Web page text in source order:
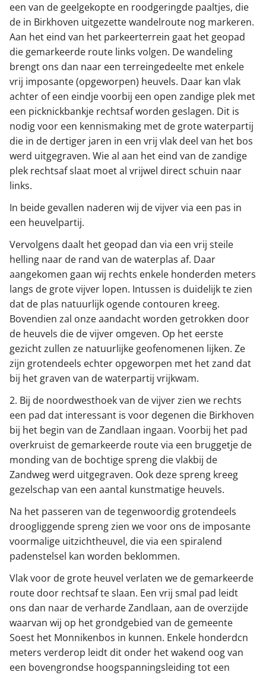
een van de geelgekopte en roodgeringde paaltjes, die
de in Birkhoven uitgezette wandelroute nog markeren.
Aan het eind van het parkeerterrein gaat het geopad
die gemarkeerde route links volgen. De wandeling
brengt ons dan naar een terreingedeelte met enkele
vrij imposante (opgeworpen) heuvels. Daar kan vlak
achter of een eindje voorbij een open zandige plek met
een picknickbankje rechtsaf worden geslagen. Dit is
nodig voor een kennismaking met de grote waterpartij
die in de dertiger jaren in een vrij vlak deel van het bos
werd uitgegraven. Wie al aan het eind van de zandige
plek rechtsaf slaat moet al vrijwel direct schuin naar
links.
In beide gevallen naderen wij de vijver via een pas in
een heuvelpartij.
Vervolgens daalt het geopad dan via een vrij steile
helling naar de rand van de waterplas af. Daar
aangekomen gaan wij rechts enkele honderden meters
langs de grote vijver lopen. Intussen is duidelijk te zien
dat de plas natuurlijk ogende contouren kreeg.
Bovendien zal onze aandacht worden getrokken door
de heuvels die de vijver omgeven. Op het eerste
gezicht zullen ze natuurlijke geofenomenen lijken. Ze
zijn grotendeels echter opgeworpen met het zand dat
bij het graven van de waterpartij vrijkwam.
2. Bij de noordwesthoek van de vijver zien we rechts
een pad dat interessant is voor degenen die Birkhoven
bij het begin van de Zandlaan ingaan. Voorbij het pad
overkruist de gemarkeerde route via een bruggetje de
monding van de bochtige spreng die vlakbij de
Zandweg werd uitgegraven. Ook deze spreng kreeg
gezelschap van een aantal kunstmatige heuvels.
Na het passeren van de tegenwoordig grotendeels
droogliggende spreng zien we voor ons de imposante
voormalige uitzichtheuvel, die via een spiralend
padenstelsel kan worden beklommen.
Vlak voor de grote heuvel verlaten we de gemarkeerde
route door rechtsaf te slaan. Een vrij smal pad leidt
ons dan naar de verharde Zandlaan, aan de overzijde
waarvan wij op het grondgebied van de gemeente
Soest het Monnikenbos in kunnen. Enkele honderdcn
meters verderop leidt dit onder het wakend oog van
een bovengrondse hoogspanningsleiding tot een